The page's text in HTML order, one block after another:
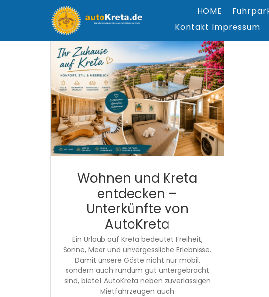
HOME
Kontakt Impressum
Wohnen und Kreta
entdecken –
Unterkünfte von
AutoKreta
Ein Urlaub auf Kreta bedeutet Freiheit,
Sonne, Meer und unvergessliche Erlebnisse.
Damit unsere Gäste nicht nur mobil,
sondern auch rundum gut untergebracht
sind, bietet AutoKreta neben zuverlässigen
Mietfahrzeugen auch